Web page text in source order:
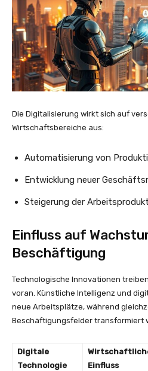
Die Digitalisierung wirkt sich auf
Wirtschaftsbereiche aus:
Automatisierung von
Entwicklung neuer
Steigerung der
Einfluss auf
Beschäftigung
Technologische Innovationen
voran. Künstliche Intelligenz und
neue Arbeitsplätze, während
Beschäftigungsfelder transformiert
Digitale
Technologie
Einfluss